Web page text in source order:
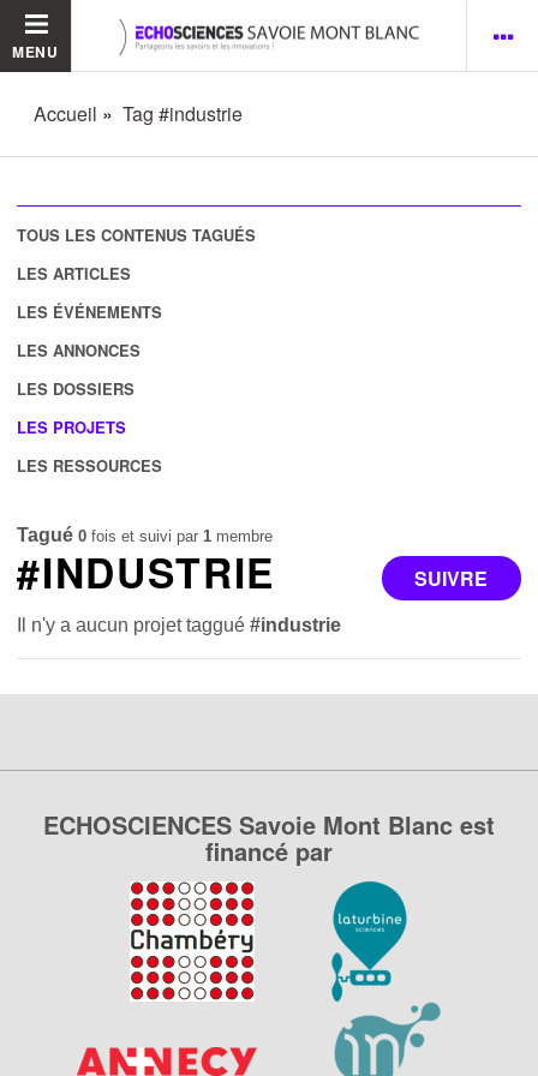
MENU
Accueil Tag #industrie
TOUS LES CONTENUS TAGUÉS
LES ARTICLES
LES ÉVÉNEMENTS
LES ANNONCES
LES DOSSIERS
LES PROJETS
LES RESSOURCES
Tagué 0 fois et suivi par 1 membre
SUIVRE
#INDUSTRIE
Il n'y a aucun projet taggué#industrie
ECHOSCIENCES Savoie Mont Blanc est
financé par